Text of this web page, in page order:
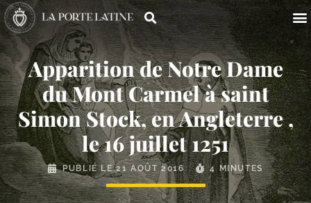
Apparition de Notre Dame
du Mont Carmel à saint
Simon Stock, en Angleterre ,
le 16 juillet 1251
PUBLIÉ LE21 AOÛT 2016 4 MINUTES